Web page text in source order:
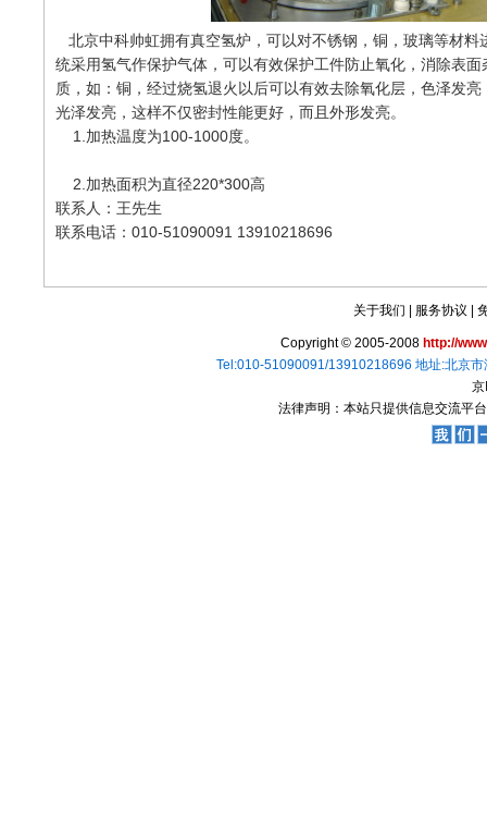
北京中科帅虹拥有真空氢炉，可以对不锈钢，铜，玻璃等材料
统采用氢气作保护气体，可以有效保护工件防止氧化，消除表
质，如：铜，经过烧氢退火以后可以有效去除氧化层，色泽发
光泽发亮，这样不仅密封性能更好，而且外形发亮。
1.加热温度为100-1000度。
2.加热面积为直径220*300高
联系人：王先生
联系电话：010-51090091 13910218696
关于我们 服务协议
Copyright © 2005-2008 http://
Tel:010-51090091/13910218696 地址:北京
法律声明：本站只提供信息交流平